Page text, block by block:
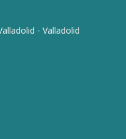
- Valladolid